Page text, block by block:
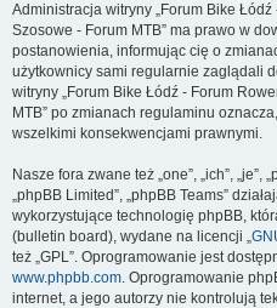
Administracja witryny „Forum Bike
Szosowe - Forum MTB” ma prawo w
postanowienia, informując cię o
użytkownicy sami regularnie zaglądali
witryny „Forum Bike Łódź - Forum
MTB” po zmianach regulaminu
wszelkimi konsekwencjami prawnymi.
Nasze fora zwane też „one”, „ich”, „je”,
„phpBB Limited”, „phpBB Teams”
wykorzystujące technologię phpBB,
(bulletin board), wydane na licencji „
też „GPL”. Oprogramowanie jest
www.phpbb.com. Oprogramowanie
internet, a jego autorzy nie kontrolują